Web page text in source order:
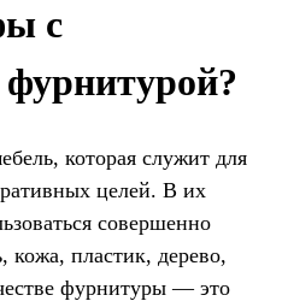
с
которая служит для
целей. В их
совершенно
пластик, дерево,
фурнитуры — это